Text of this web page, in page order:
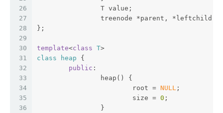
26
27
28
29
30
31
32
33
34
35
36
		T value;
treenode *parent, *leftchild,
};
template<class T>
class
heap {
public :
		heap() {
			root =
NULL ;
			size =
0 ;
		}